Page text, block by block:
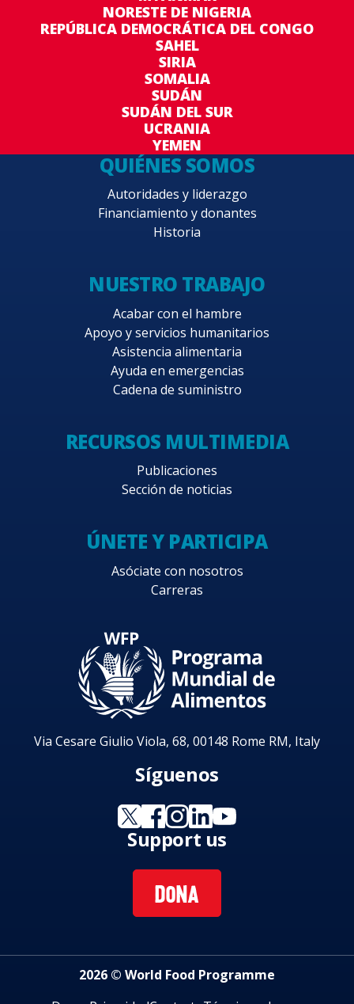
NORESTE DE NIGERIA
REPÚBLICA DEMOCRÁTICA DEL CONGO
SAHEL
SIRIA
SOMALIA
SUDÁN
SUDÁN DEL SUR
UCRANIA
YEMEN
QUIÉNES SOMOS
Autoridades y liderazgo
Financiamiento y donantes
Historia
NUESTRO TRABAJO
Acabar con el hambre
Apoyo y servicios humanitarios
Asistencia alimentaria
Ayuda en emergencias
Cadena de suministro
RECURSOS MULTIMEDIA
Publicaciones
Sección de noticias
ÚNETE Y PARTICIPA
Asóciate con nosotros
Carreras
Via Cesare Giulio Viola, 68, 00148 Rome RM, Italy
Síguenos
Support us
DONA
2026 © World Food Programme